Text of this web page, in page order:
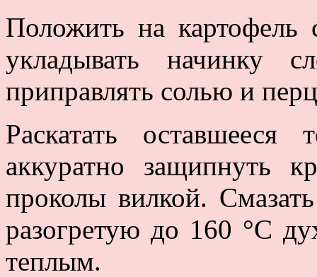
Положить на картофель
укладывать начинку
приправлять солью и
Раскатать
аккуратно защипнуть
проколы вилкой.
разогретую до 160 °С
теплым.